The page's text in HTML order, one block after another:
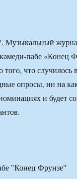
Музыкальный
пабе
того, что
опросы, ни на
и будет
"Конец Фрунзе"